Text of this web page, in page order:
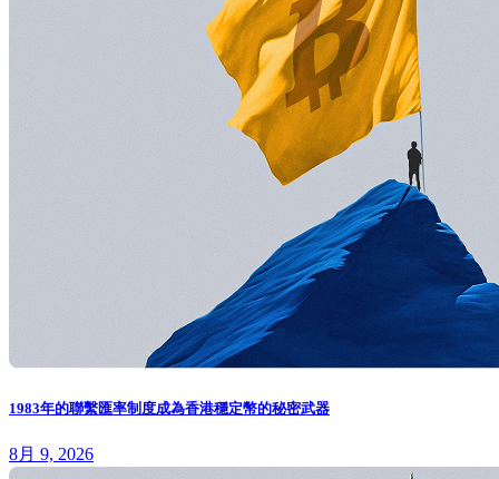
1983年的聯繫匯率制度成為香港穩定幣的秘密武器
8月 9, 2026